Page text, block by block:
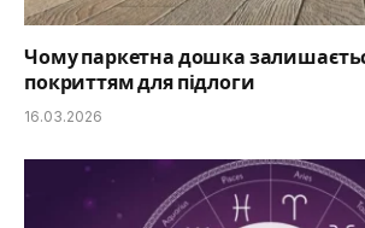
Чому паркетна дошка
покриттям для підлоги
16.03.2026